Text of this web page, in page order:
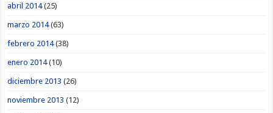
abril 2014(25)
marzo 2014(63)
febrero 2014(38)
enero 2014(10)
diciembre 2013 (26)
noviembre 2013 (12)